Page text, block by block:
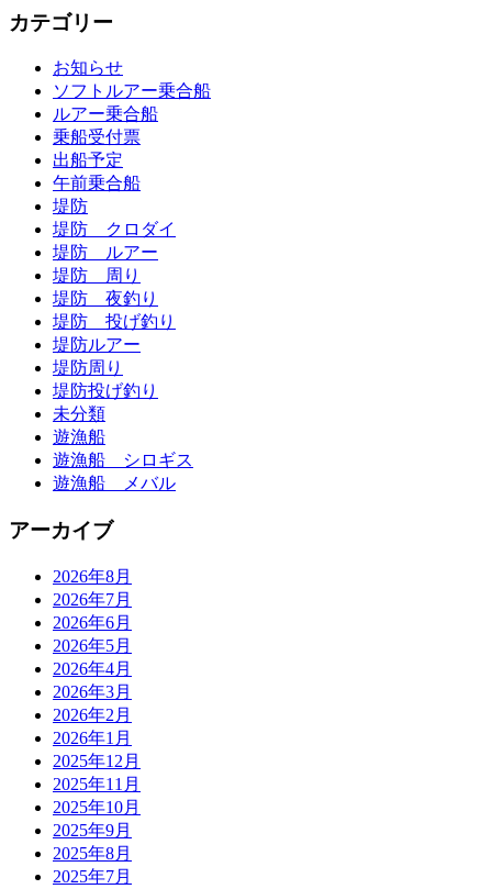
カテゴリー
お知らせ
ソフトルアー乗合船
ルアー乗合船
乗船受付票
出船予定
午前乗合船
堤防
堤防 クロダイ
堤防 ルアー
堤防 周り
堤防 夜釣り
堤防 投げ釣り
堤防ルアー
堤防周り
堤防投げ釣り
未分類
遊漁船
遊漁船 シロギス
遊漁船 メバル
アーカイブ
2026年8月
2026年7月
2026年6月
2026年5月
2026年4月
2026年3月
2026年2月
2026年1月
2025年12月
2025年11月
2025年10月
2025年9月
2025年8月
2025年7月